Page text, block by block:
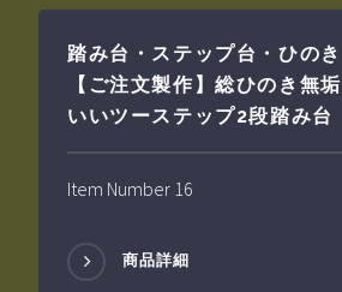
踏み台・ステップ台・ひの
【ご注文製作】総ひのき無
いいツーステップ2段踏み台
Item Number 16
商品詳細